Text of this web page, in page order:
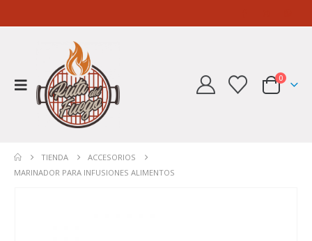
0
TIENDA
ACCESORIOS
MARINADOR PARA INFUSIONES ALIMENTOS